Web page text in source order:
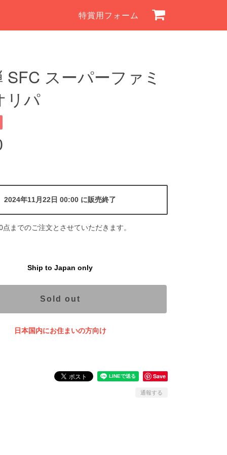
特賞用フォーム
SFC スーパーファミ
リパ
2024年11月22日 00:00 に販売終了
までのご注文とさせていただきます。
Ship to Japan only
Sold out
日本国内にお住まいの方向け
Save
通報する